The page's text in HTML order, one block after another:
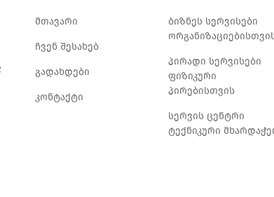
მთავარი
ჩვენ შესახებ
გადახდები
კონტაქტი
ბიზნეს სერვისები
პირადი სერვისები
ფიზიკური
პირებისთვის
სერვის ცენტრი
ტექნიკური